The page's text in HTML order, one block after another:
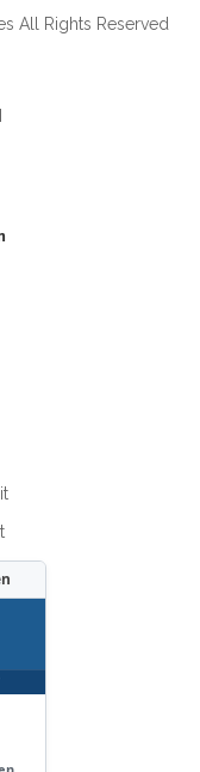
All Rights Reserved